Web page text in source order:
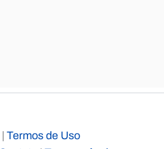
Termos de Uso